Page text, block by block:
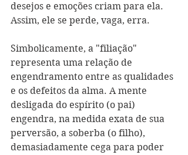
desejos e emoções criam para ela.
Assim, ele se perde, vaga, erra.
Simbolicamente, a "filiação"
representa uma relação de
engendramento entre as qualidades
e os defeitos da alma. A mente
desligada do espírito (o pai)
engendra, na medida exata de sua
perversão, a soberba (o filho),
demasiadamente cega para poder